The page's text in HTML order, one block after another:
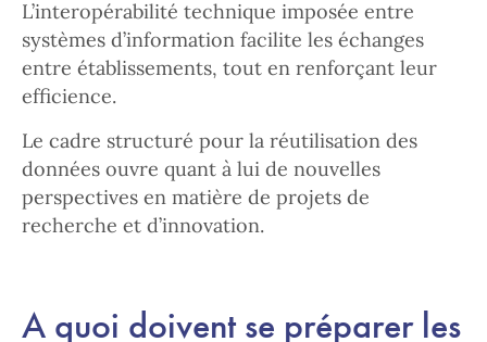
L’interopérabilité technique imposée entre
systèmes d’information facilite les échanges
entre établissements, tout en renforçant leur
efficience.
Le cadre structuré pour la réutilisation des
données ouvre quant à lui de nouvelles
perspectives en matière de projets de
recherche et d’innovation.
A quoi doivent se préparer les